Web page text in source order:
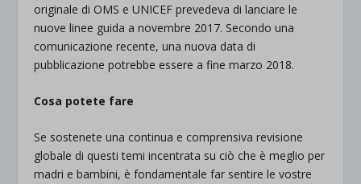
originale di OMS e UNICEF prevedeva di lanciare le
nuove linee guida a novembre 2017. Secondo una
comunicazione recente, una nuova data di
pubblicazione potrebbe essere a fine marzo 2018.
Cosa potete fare
Se sostenete una continua e comprensiva revisione
globale di questi temi incentrata su ciò che è meglio per
madri e bambini, è fondamentale far sentire le vostre